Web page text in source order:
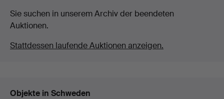
Sie suchen in unserem Archiv der beendeten
Auktionen.
Stattdessen laufende Auktionen anzeigen.
Objekte in Schweden